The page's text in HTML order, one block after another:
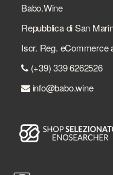
Babo.Wine
Repubblica di San
Iscr. Reg. eCommerce
(+39) 339 6262526
info@babo.wine